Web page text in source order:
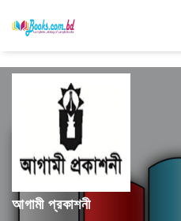
আগামী প্রকাশনী